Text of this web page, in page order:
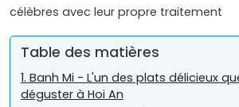
célèbres avec leur propre traitement
Table des matières
1. Banh Mi - L'un des plats délicieux
déguster à Hoi An